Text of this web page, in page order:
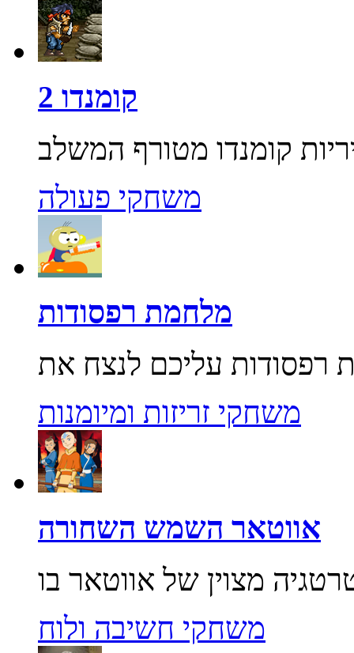
קומנדו 2
משחקי פעולה
מלחמת רפסודות
משחקי זריזות ומיומנות
אווטאר השמש השחורה
משחקי חשיבה ולוח